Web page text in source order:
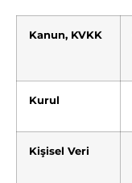
Kanun, KVKK
Kurul
Kişisel Veri